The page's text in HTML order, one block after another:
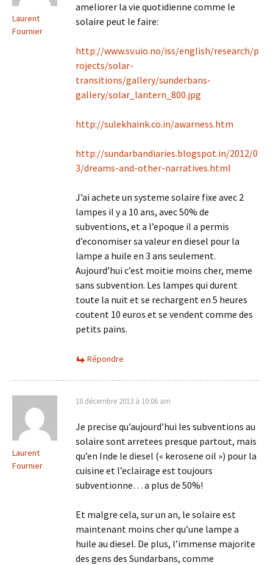
Laurent
Fournier
ameliorer la vie quotidienne comme le
solaire peut le faire:
http://www.sv.uio.no/iss/english/research/p
rojects/solar-
transitions/gallery/sunderbans-
gallery/solar_lantern_800.jpg
http://sulekhaink.co.in/awarness.htm
http://sundarbandiaries.blogspot.in/2012/0
3/dreams-and-other-narratives.html
J’ai achete un systeme solaire fixe avec 2
lampes il y a 10 ans, avec 50% de
subventions, et a l’epoque il a permis
d’economiser sa valeur en diesel pour la
lampe a huile en 3 ans seulement.
Aujourd’hui c’est moitie moins cher, meme
sans subvention. Les lampes qui durent
toute la nuit et se rechargent en 5 heures
coutent 10 euros et se vendent comme des
petits pains.
Répondre
Laurent
Fournier
18 décembre 2013 à 10:06 am
Je precise qu’aujourd’hui les subventions au
solaire sont arretees presque partout, mais
qu’en Inde le diesel (« kerosene oil ») pour la
cuisine et l’eclairage est toujours
subventionne… a plus de 50%!
Et malgre cela, sur un an, le solaire est
maintenant moins cher qu’une lampe a
huile au diesel. De plus, l’immense majorite
des gens des Sundarbans, comme